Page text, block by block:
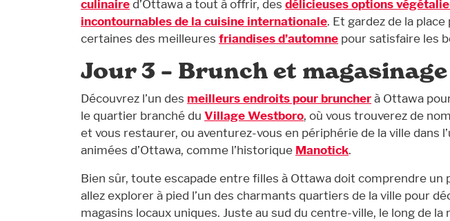
culinaired’Ottawa a tout à offrir, des délicieuses options
incontournables de la cuisine internationale. Et gardez de la
certaines des meilleures friandises d’automne pour satisfaire les
Jour 3 – Brunch et magasinage
Découvrez l’un des meilleurs endroits pour bruncherà Ottawa
le quartier branché du Village Westboro, où vous trouverez de
et vous restaurer, ou aventurez-vous en périphérie de la ville dans
animées d’Ottawa, comme l’historique Manotick.
Bien sûr, toute escapade entre filles à Ottawa doit comprendre un
allez explorer à pied l’un des charmants quartiers de la ville pour
magasins locaux uniques. Juste au sud du centre-ville, le long de la